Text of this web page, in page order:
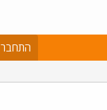
התחבר